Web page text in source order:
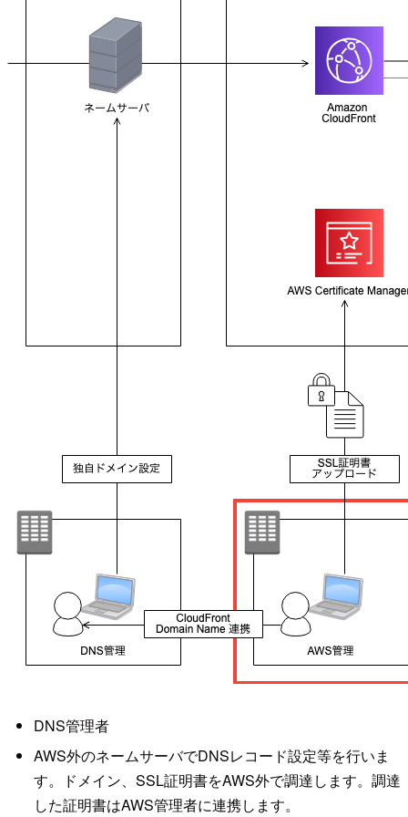
DNS管理者
AWS外のネームサーバでDNSレコード設定等を行いま
す。ドメイン、SSL証明書をAWS外で調達します。調達
した証明書はAWS管理者に連携します。